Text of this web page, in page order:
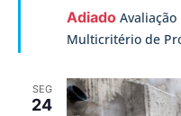
Adiado Avaliação
Multicritério de
SEG
24